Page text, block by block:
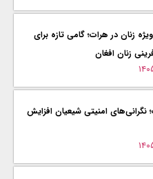
ویژه زنان در هرات؛ گامی تازه برای
زنان افغان
نگرانی‌های امنیتی شیعیان افزایش